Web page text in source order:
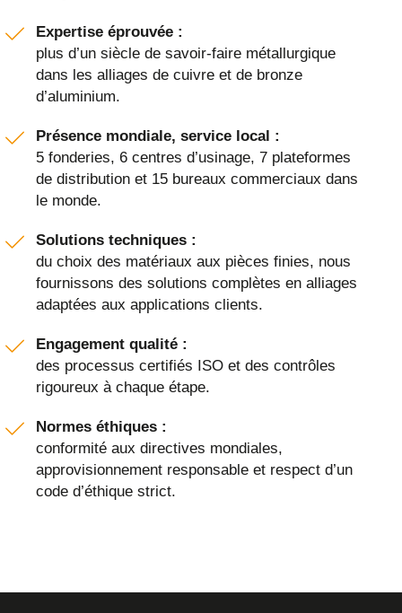
Expertise éprouvée :
plus d’un siècle de savoir-faire métallurgique
dans les alliages de cuivre et de bronze
d’aluminium.
Présence mondiale, service local :
5 fonderies, 6 centres d’usinage, 7 plateformes
de distribution et 15 bureaux commerciaux dans
le monde.
Solutions techniques :
du choix des matériaux aux pièces finies, nous
fournissons des solutions complètes en alliages
adaptées aux applications clients.
Engagement qualité :
des processus certifiés ISO et des contrôles
rigoureux à chaque étape.
Normes éthiques :
conformité aux directives mondiales,
approvisionnement responsable et respect d’un
code d’éthique strict.